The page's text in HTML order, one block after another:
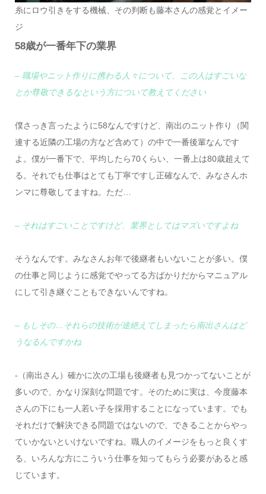
糸にロウ引きをする機械、その判断も藤本さんの感覚とイメー
ジ
58歳が一番年下の業界
– 職場やニット作りに携わる人々について、この人はすごいな
とか尊敬できるなという方について教えてください
僕さっき言ったように58なんですけど、南出のニット作り（関
連する近隣の工場の方など含めて）の中で一番後輩なんです
よ。僕が一番下で、平均したら70くらい、一番上は80歳超えて
る。それでも仕事はとても丁寧ですし正確なんで、みなさんホ
ンマに尊敬してますね。ただ…
– それはすごいことですけど、業界としてはマズいですよね
そうなんです。みなさんお年で後継者もいないことが多い。僕
の仕事と同じように感覚でやってる方ばかりだからマニュアル
にして引き継ぐこともできないんですね。
– もしその…それらの技術が途絶えてしまったら南出さんはど
うなるんですかね
-（南出さん）確かに次の工場も後継者も見つかってないことが
多いので、かなり深刻な問題です。そのために実は、今度藤本
さんの下にも一人若い子を採用することになっています。でも
それだけで解決できる問題ではないので、できることからやっ
ていかないといけないですね。職人のイメージをもっと良くす
る、いろんな方にこういう仕事を知ってもらう必要があると感
じています。